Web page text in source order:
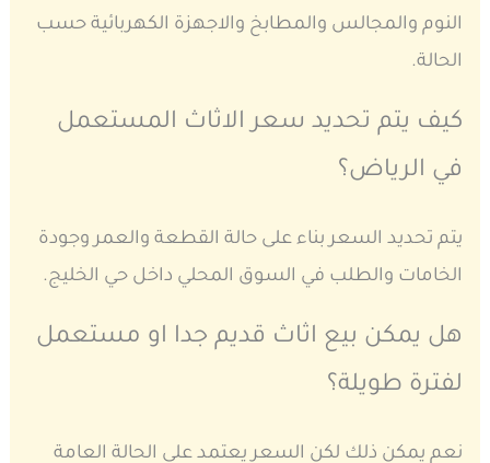
النوم والمجالس والمطابخ والاجهزة الكهربائية حسب
الحالة.
كيف يتم تحديد سعر الاثاث المستعمل
في الرياض؟
يتم تحديد السعر بناء على حالة القطعة والعمر وجودة
الخامات والطلب في السوق المحلي داخل حي الخليج.
هل يمكن بيع اثاث قديم جدا او مستعمل
لفترة طويلة؟
نعم يمكن ذلك لكن السعر يعتمد على الحالة العامة